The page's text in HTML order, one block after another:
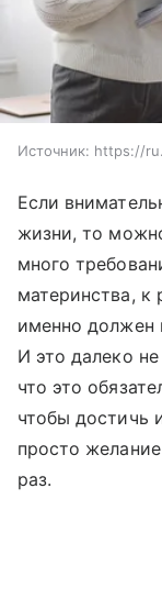
Источник: https://
Если
жизни, то
много
материнства, к
именно должен
И это далеко
что это
чтобы достичь
просто
раз.